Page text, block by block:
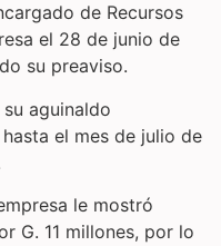
de Recursos
el 28 de junio de
su preaviso.
aguinaldo
el mes de julio de
le mostró
G. 11 millones, por lo